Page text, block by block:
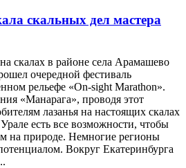
скальных дел мастера
скалах в районе села Арамашево
очередной фестиваль
рельефе «On-sight Marathon».
«Манарага», проводя этот
лазанья на настоящих скалах
есть все возможности, чтобы
на природе. Немногие регионы
Вокруг Екатеринбурга